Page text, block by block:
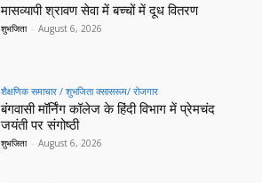
मासव्यापी श्रावण सेवा में बच्चों में दूध वितरण
शुभजिता - August 6, 2026
शैक्षणिक समाचार / शुभजिता क्सासरूम/ रोजगार
बंगवासी मॉर्निंग कॉलेज के हिंदी विभाग में प्रेमचंद
जयंती पर संगोष्ठी
शुभजिता - August 6, 2026